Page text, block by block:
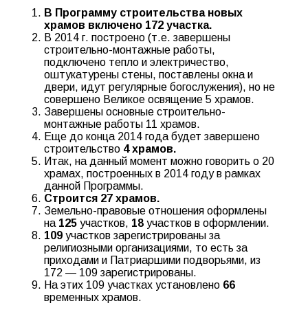
В Программу строительства новых
храмов включено 172 участка.
В 2014 г. построено (т.е. завершены
строительно-монтажные работы,
подключено тепло и электричество,
оштукатурены стены, поставлены окна и
двери, идут регулярные богослужения), но не
совершено Великое освящение 5 храмов.
Завершены основные строительно-
монтажные работы 11 храмов.
Еще до конца 2014 года будет завершено
строительство 4 храмов.
Итак, на данный момент можно говорить о 20
храмах, построенных в 2014 году в рамках
данной Программы.
Строится 27 храмов.
Земельно-правовые отношения оформлены
на 125 участков, 18 участков в оформлении.
109 участков зарегистрированы за
религиозными организациями, то есть за
приходами и Патриаршими подворьями, из
172 — 109 зарегистрированы.
На этих 109 участках установлено 66
временных храмов.